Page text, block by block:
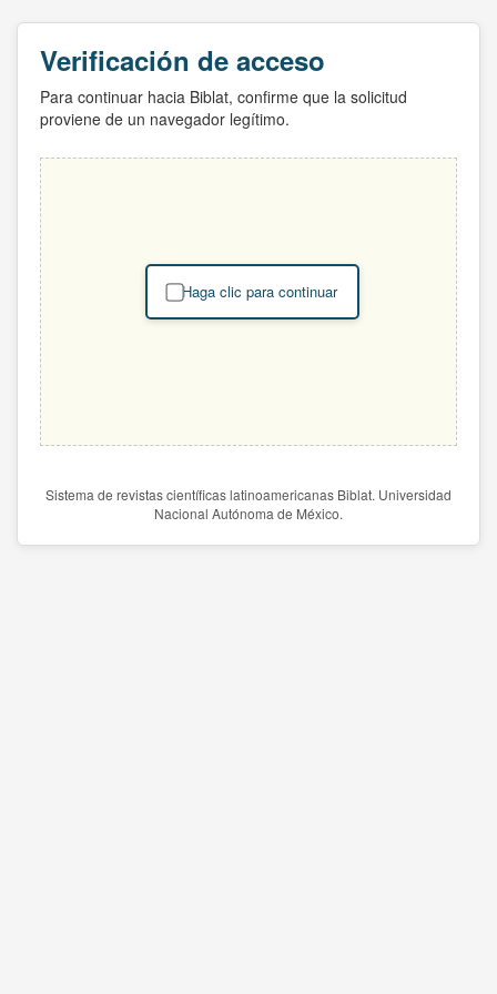
Verificación de acceso
Para continuar hacia Biblat, confirme que la solicitud
proviene de un navegador legítimo.
Haga clic para continuar
Sistema de revistas científicas latinoamericanas Biblat. Universidad
Nacional Autónoma de México.